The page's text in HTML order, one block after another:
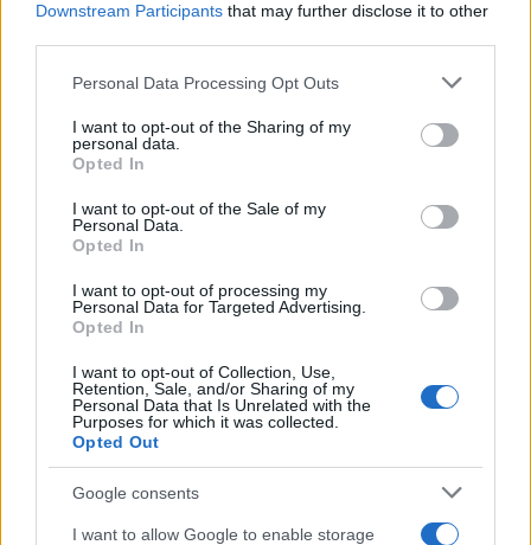
Downstream Participants that may further disclose it to other
Please note that this website/app uses one or more Google
not limited to your visit or usage behaviour. You may click to
grant or deny consent to Google and its third-party tags to
use your data for below specified purposes in below Google
consent section.
Personal Data Processing Opt Outs
I want to opt-out of the Sharing of my
personal data.
Opted In
I want to opt-out of the Sale of my
Personal Data.
Opted In
I want to opt-out of processing my
Personal Data for Targeted Advertising.
Opted In
I want to opt-out of Collection, Use,
Retention, Sale, and/or Sharing of my
Personal Data that Is Unrelated with the
Purposes for which it was collected.
Opted Out
Google consents
I want to allow Google to enable storage
Condividi l'articolo
F
a
ce
b
o
o
k
T
w
it
te
r
Pi
n
te
re
st
W
at
s
A
p
p
S
a
re
Articolo precedente
Prossimo articolo
NOTIZIE RECENTI
Incendi, a San Pasquale arriva il Campo Base: